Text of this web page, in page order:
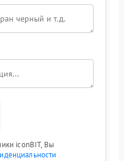
iconBIT, Вы